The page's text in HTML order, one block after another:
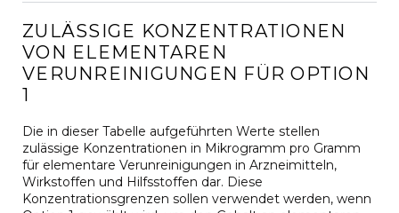
ZULÄSSIGE KONZENTRATIONEN
VON ELEMENTAREN
VERUNREINIGUNGEN FÜR OPTION
1
Die in dieser Tabelle aufgeführten Werte stellen
zulässige Konzentrationen in Mikrogramm pro Gramm
für elementare Verunreinigungen in Arzneimitteln,
Wirkstoffen und Hilfsstoffen dar. Diese
Konzentrationsgrenzen sollen verwendet werden, wenn